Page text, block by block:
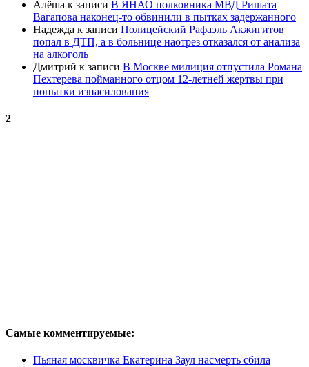
Алёша к записи В ЯНАО полковника МВД Ришата
Вагапова наконец-то обвинили в пытках задержанного
Надежда к записи Полицейский Рафаэль Акжигитов
попал в ДТП, а в больнице наотрез отказался от анализа
на алкоголь
Дмитрий к записи В Москве милиция отпустила Романа
Пехтерева пойманного отцом 12-летней жертвы при
попытки изнасилования
2
Самые комментируемые:
Пьяная москвичка Екатерина Заул насмерть сбила